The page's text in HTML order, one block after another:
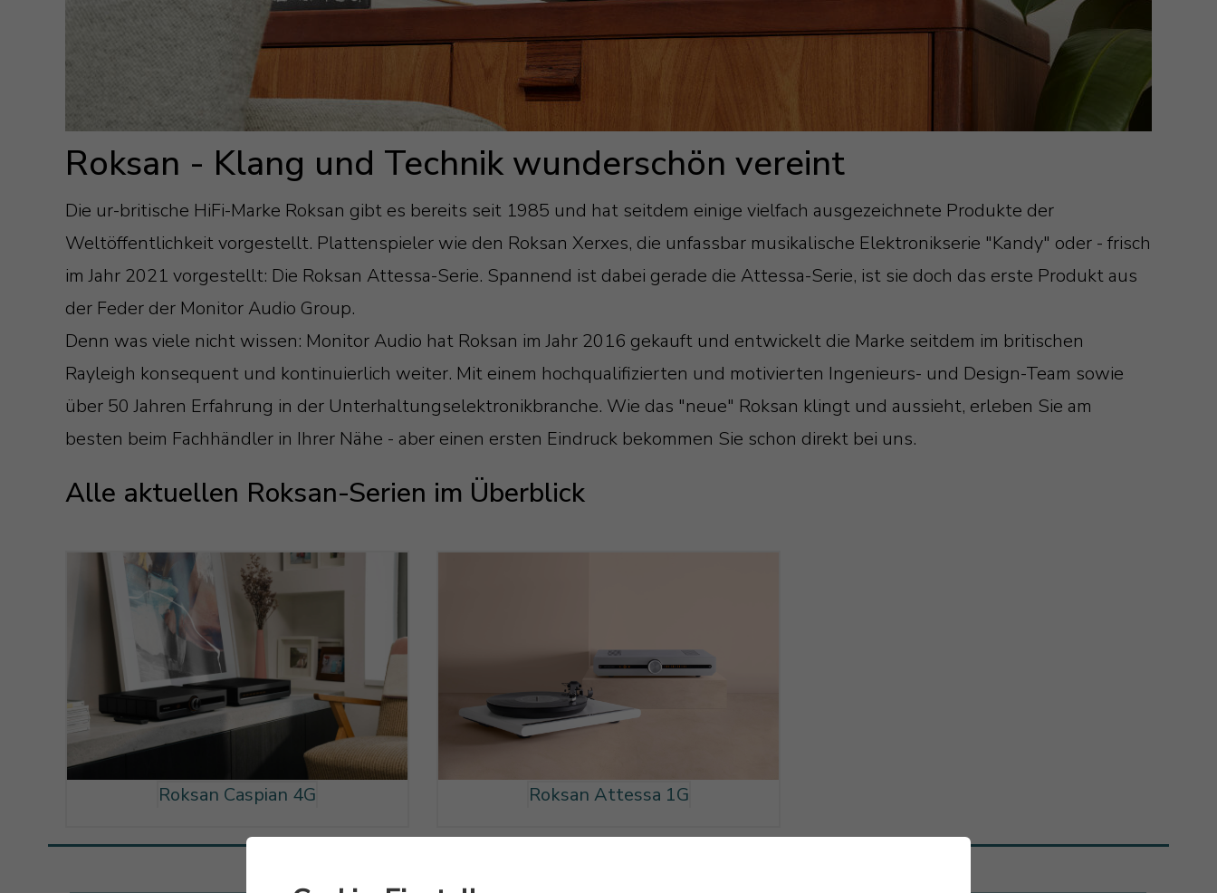
Roksan - Klang und Technik wunderschön vereint
Die ur-britische HiFi-Marke Roksan gibt es bereits seit 1985 und hat seitdem einige vielfach ausgezeichnete Produkte der
Weltöffentlichkeit vorgestellt. Plattenspieler wie den Roksan Xerxes, die unfassbar musikalische Elektronikserie "Kandy" oder - frisch
im Jahr 2021 vorgestellt: Die Roksan Attessa-Serie. Spannend ist dabei gerade die Attessa-Serie, ist sie doch das erste Produkt aus
der Feder der Monitor Audio Group.
Denn was viele nicht wissen: Monitor Audio hat Roksan im Jahr 2016 gekauft und entwickelt die Marke seitdem im britischen
Rayleigh konsequent und kontinuierlich weiter. Mit einem hochqualifizierten und motivierten Ingenieurs- und Design-Team sowie
über 50 Jahren Erfahrung in der Unterhaltungselektronikbranche. Wie das "neue" Roksan klingt und aussieht, erleben Sie am
besten beim Fachhändler in Ihrer Nähe - aber einen ersten Eindruck bekommen Sie schon direkt bei uns.
Alle aktuellen Roksan-Serien im Überblick
Roksan Caspian 4G Roksan Attessa 1G